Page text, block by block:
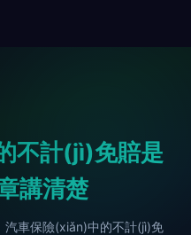
不計(jì)免賠是
講清楚
汽車保險(xiǎn)中的不計(jì)免